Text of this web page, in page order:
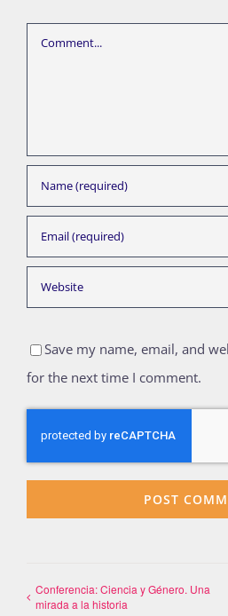
Comment
Save my name, email, and
for the next time I comment.
Conferencia: Ciencia y Género. Una
mirada a la historia